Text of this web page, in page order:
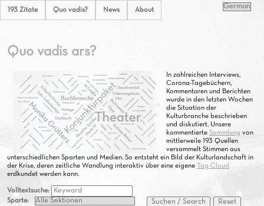
193 Zitate Quo vadis? News About
Quo vadis ars?
In zahlreichen Interviews,
Corona-Tagebüchern,
Kommentaren und Berichten
wurde in den letzten Wochen
die Situation der
Kulturbranche beschrieben
und diskutiert. Unsere
kommentierte Sammlung von
mittlerweile 193 Quellen
versammelt Stimmen aus
unterschiedlichen Sparten und Medien. So entsteht ein Bild der Kulturlandschaft in
der Krise, deren zeitliche Wandlung interaktiv über eine eigene Tag-Cloud
erdkundet werden kann.
Volltextsuche:
Sparte:
Suchen / Search Reset